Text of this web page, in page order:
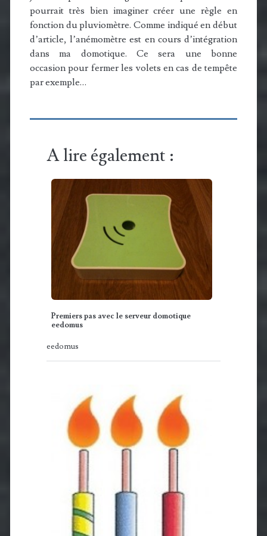
pourrait très bien imaginer créer une règle en
fonction du pluviomètre. Comme indiqué en début
d’article, l’anémomètre est en cours d’intégration
dans ma domotique. Ce sera une bonne
occasion pour fermer les volets en cas de tempête
par exemple…
A lire également :
Premiers pas avec le serveur domotique
eedomus
eedomus